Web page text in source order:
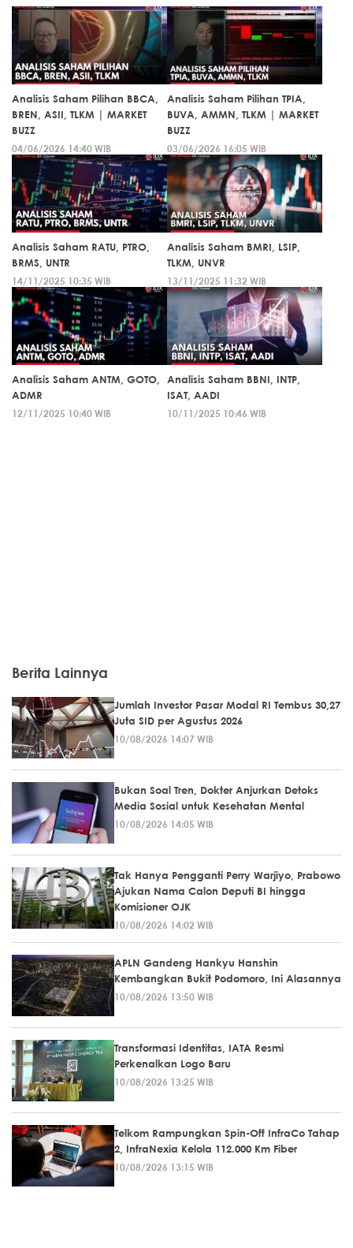
Analisis Saham Pilihan BBCA,
BREN, ASII, TLKM | MARKET
BUZZ
04/06/2026 14:40 WIB
Analisis Saham Pilihan TPIA,
BUVA, AMMN, TLKM | MARKET
BUZZ
03/06/2026 16:05 WIB
Analisis Saham RATU, PTRO,
BRMS, UNTR
14/11/2025 10:35 WIB
Analisis Saham BMRI, LSIP,
TLKM, UNVR
13/11/2025 11:32 WIB
Analisis Saham ANTM, GOTO,
ADMR
12/11/2025 10:40 WIB
Analisis Saham BBNI, INTP,
ISAT, AADI
10/11/2025 10:46 WIB
Berita Lainnya
Jumlah Investor Pasar Modal RI Tembus 30,27
Juta SID per Agustus 2026
10/08/2026 14:07 WIB
Bukan Soal Tren, Dokter Anjurkan Detoks
Media Sosial untuk Kesehatan Mental
10/08/2026 14:05 WIB
Tak Hanya Pengganti Perry Warjiyo, Prabowo
Ajukan Nama Calon Deputi BI hingga
Komisioner OJK
10/08/2026 14:02 WIB
APLN Gandeng Hankyu Hanshin
Kembangkan Bukit Podomoro, Ini Alasannya
10/08/2026 13:50 WIB
Transformasi Identitas, IATA Resmi
Perkenalkan Logo Baru
10/08/2026 13:25 WIB
Telkom Rampungkan Spin-Off InfraCo Tahap
2, InfraNexia Kelola 112.000 Km Fiber
10/08/2026 13:15 WIB